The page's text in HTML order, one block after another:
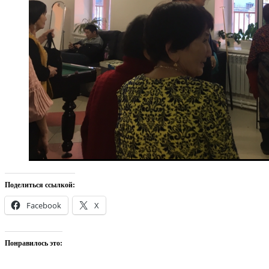
Поделиться ссылкой:
Facebook X
Понравилось это: